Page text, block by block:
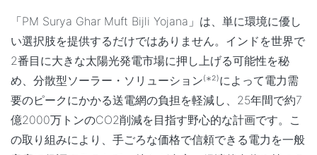
「PM Surya Ghar Muft Bijli Yojana」は、単に環境に優し
い選択肢を提供するだけではありません。インドを世界で
2番目に大きな太陽光発電市場に押し上げる可能性を秘
め、分散型ソーラー・ソリューション⁽*²⁾によって電力需
要のピークにかかる送電網の負担を軽減し、25年間で約7
億2000万トンのCO2削減を目指す野心的な計画です。こ
の取り組みにより、手ごろな価格で信頼できる電力を一般